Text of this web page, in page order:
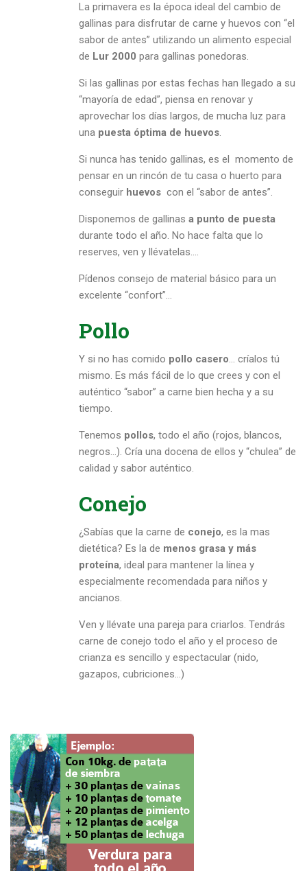
La primavera es la época ideal del cambio de
gallinas para disfrutar de carne y huevos con “el
sabor de antes” utilizando un alimento especial
de Lur 2000 para gallinas ponedoras.
Si las gallinas por estas fechas han llegado a su
“mayoría de edad”, piensa en renovar y
aprovechar los días largos, de mucha luz para
una puesta óptima de huevos.
Si nunca has tenido gallinas, es el momento de
pensar en un rincón de tu casa o huerto para
conseguir huevos con el “sabor de antes”.
Disponemos de gallinas a punto de puesta
durante todo el año. No hace falta que lo
reserves, ven y llévatelas….
Pídenos consejo de material básico para un
excelente “confort”…
Pollo
Y si no has comido pollo casero… críalos tú
mismo. Es más fácil de lo que crees y con el
auténtico “sabor” a carne bien hecha y a su
tiempo.
Tenemos pollos, todo el año (rojos, blancos,
negros…). Cría una docena de ellos y “chulea” de
calidad y sabor auténtico.
Conejo
¿Sabías que la carne de conejo, es la mas
dietética? Es la de menos grasa y más
proteína, ideal para mantener la línea y
especialmente recomendada para niños y
ancianos.
Ven y llévate una pareja para criarlos. Tendrás
carne de conejo todo el año y el proceso de
crianza es sencillo y espectacular (nido,
gazapos, cubriciones…)